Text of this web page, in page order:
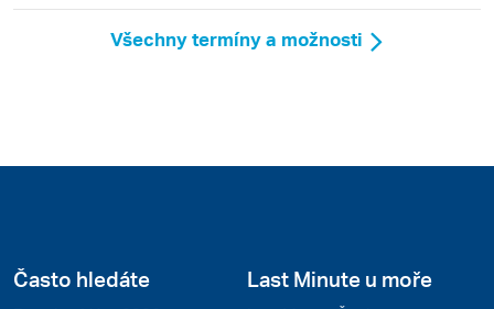
Všechny termíny a možnosti
Často hledáte Last Minute u moře